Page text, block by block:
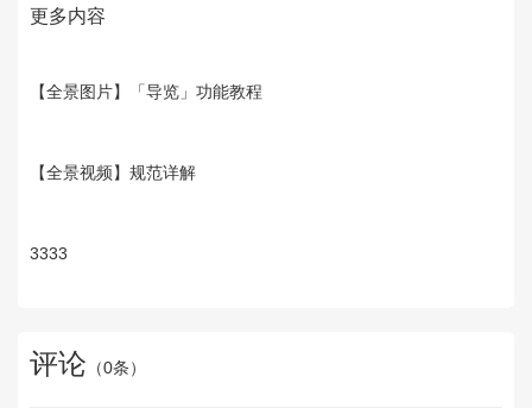
更多内容
【全景图片】「导览」功能教程
【全景视频】规范详解
3333
评论 （0条）